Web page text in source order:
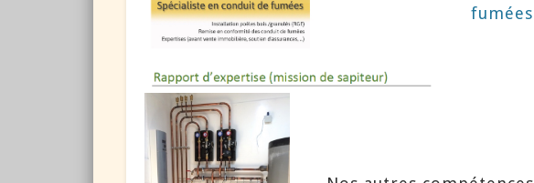
fumées